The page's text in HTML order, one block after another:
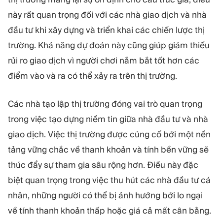
này rất quan trọng đối với các nhà giao dịch và nhà
đầu tư khi xây dựng và triển khai các chiến lược thị
trường. Khả năng dự đoán này cũng giúp giảm thiểu
rủi ro giao dịch vì người chơi nắm bắt tốt hơn các
điểm vào và ra có thể xảy ra trên thị trường.
Các nhà tạo lập thị trường đóng vai trò quan trọng
trong việc tạo dựng niềm tin giữa nhà đầu tư và nhà
giao dịch. Việc thị trường được củng cố bởi một nền
tảng vững chắc về thanh khoản và tính bền vững sẽ
thúc đẩy sự tham gia sâu rộng hơn. Điều này đặc
biệt quan trọng trong việc thu hút các nhà đầu tư cá
nhân, những người có thể bị ảnh hưởng bởi lo ngại
về tính thanh khoản thấp hoặc giá cả mất cân bằng.